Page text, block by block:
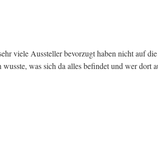
viele Aussteller bevorzugt haben nicht auf
was sich da alles befindet und wer dort